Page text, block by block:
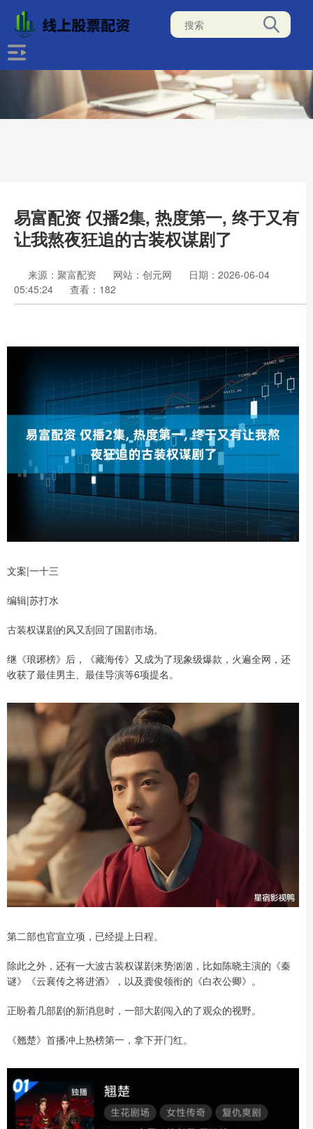
易富配资 仅播2集, 热度第一, 终于又有
让我熬夜狂追的古装权谋剧了
来源：聚富配资 网站：创元网
日期：2026-06-04
05:45:24
查看：182
文案|一十三
编辑|苏打水
古装权谋剧的风又刮回了国剧市场。
继《琅琊榜》后，《藏海传》又成为了现象级爆款，火遍全网，还
收获了最佳男主、最佳导演等6项提名。
第二部也官宣立项，已经提上日程。
除此之外，还有一大波古装权谋剧来势汹汹，比如陈晓主演的《秦
谜》《云襄传之将进酒》，以及龚俊领衔的《白衣公卿》。
正盼着几部剧的新消息时，一部大剧闯入的了观众的视野。
《翘楚》首播冲上热榜第一，拿下开门红。